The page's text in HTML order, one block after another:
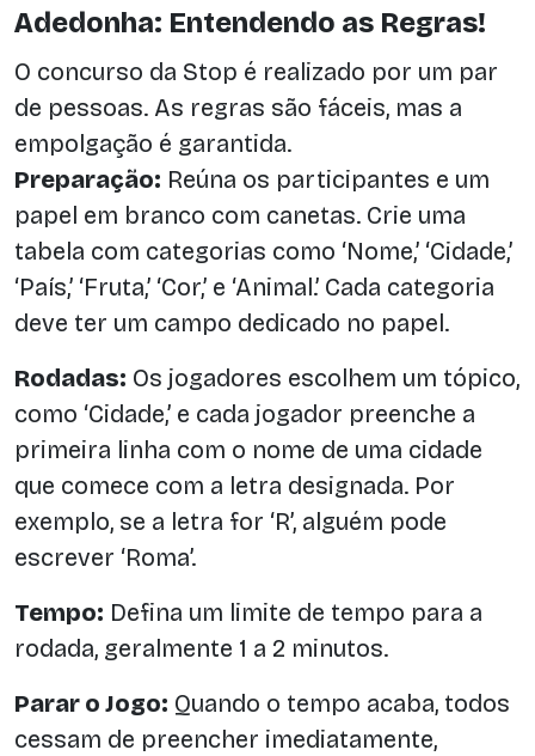
Adedonha: Entendendo as Regras!
O concurso da Stop é realizado por um par
de pessoas. As regras são fáceis, mas a
empolgação é garantida.
Preparação: Reúna os participantes e um
papel em branco com canetas. Crie uma
tabela com categorias como ‘Nome,’ ‘Cidade,’
‘País,’ ‘Fruta,’ ‘Cor,’ e ‘Animal.’ Cada categoria
deve ter um campo dedicado no papel.
Rodadas: Os jogadores escolhem um tópico,
como ‘Cidade,’ e cada jogador preenche a
primeira linha com o nome de uma cidade
que comece com a letra designada. Por
exemplo, se a letra for ‘R’, alguém pode
escrever ‘Roma’.
Tempo: Defina um limite de tempo para a
rodada, geralmente 1 a 2 minutos.
Parar o Jogo: Quando o tempo acaba, todos
cessam de preencher imediatamente,